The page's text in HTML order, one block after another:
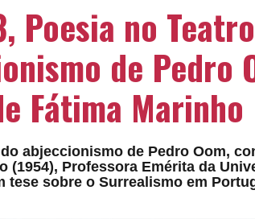
Poesia no
de Pedro
Fátima Marinho
abjeccionismo de Pedro Oom,
(1954), Professora Emérita da
tese sobre o Surrealismo em